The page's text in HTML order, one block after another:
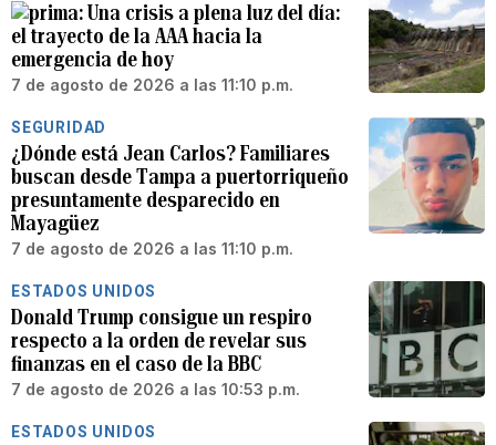
Una crisis a plena luz del día:
el trayecto de la AAA hacia la
emergencia de hoy
7 de agosto de 2026 a las 11:10 p.m.
SEGURIDAD
¿Dónde está Jean Carlos? Familiares
buscan desde Tampa a puertorriqueño
presuntamente desparecido en
Mayagüez
7 de agosto de 2026 a las 11:10 p.m.
ESTADOS UNIDOS
Donald Trump consigue un respiro
respecto a la orden de revelar sus
finanzas en el caso de la BBC
7 de agosto de 2026 a las 10:53 p.m.
ESTADOS UNIDOS